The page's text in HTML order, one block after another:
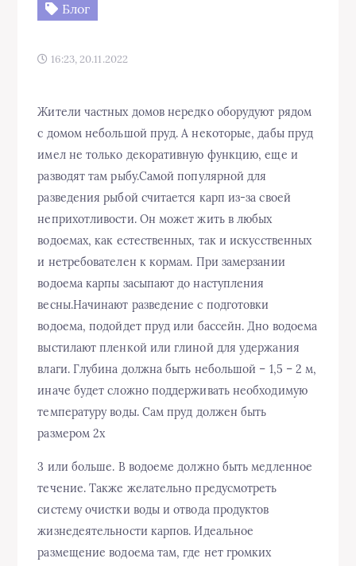
Блог
16:23, 20.11.2022
Жители частных домов нередко оборудуют рядом
с домом небольшой пруд. А некоторые, дабы пруд
имел не только декоративную функцию, еще и
разводят там рыбу.Самой популярной для
разведения рыбой считается карп из-за своей
неприхотливости. Он может жить в любых
водоемах, как естественных, так и искусственных
и нетребователен к кормам. При замерзании
водоема карпы засыпают до наступления
весны.Начинают разведение с подготовки
водоема, подойдет пруд или бассейн. Дно водоема
выстилают пленкой или глиной для удержания
влаги. Глубина должна быть небольшой – 1,5 – 2 м,
иначе будет сложно поддерживать необходимую
температуру воды. Сам пруд должен быть
размером 2х
3 или больше. В водоеме должно быть медленное
течение. Также желательно предусмотреть
систему очистки воды и отвода продуктов
жизнедеятельности карпов. Идеальное
размещение водоема там, где нет громких